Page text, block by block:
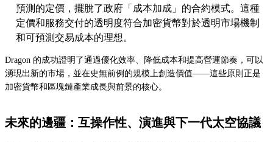
預測的定價，擺脫了政府「成本加成」的合約模式。這種
定價和服務交付的透明度符合加密貨幣對於透明市場機制
和可預測交易成本的理想。
Dragon 的成功證明了通過優化效率、降低成本和提高營運節奏，可以
湧現出新的市場，並在史無前例的規模上創造價值——這些原則正是
加密貨幣和區塊鏈產業成長與前景的核心。
未來的邊疆：互操作性、演進與下一代太空協議